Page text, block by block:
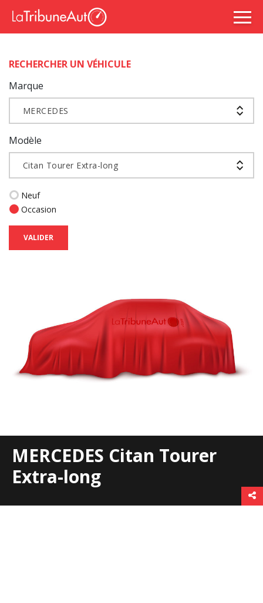
RECHERCHER UN VÉHICULE
Marque
MERCEDES
Modèle
Citan Tourer Extra-long
Neuf
Occasion
VALIDER
MERCEDES Citan Tourer
Extra-long